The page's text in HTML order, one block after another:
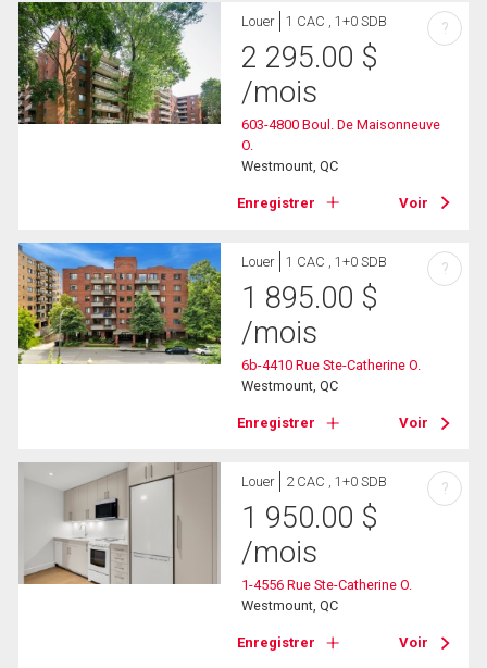
Louer 1 CAC , 1+0 SDB
2 295.00 $
/mois
603-4800 Boul. De Maisonneuve
O.
Westmount, QC
Enregistrer Voir
?
Louer 1 CAC , 1+0 SDB
1 895.00 $
/mois
6b-4410 Rue Ste-Catherine O.
Westmount, QC
Enregistrer Voir
?
Louer 2 CAC , 1+0 SDB
1 950.00 $
/mois
1-4556 Rue Ste-Catherine O.
Westmount, QC
Enregistrer Voir
?